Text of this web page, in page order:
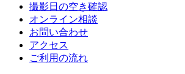
撮影日の空き確認
オンライン相談
お問い合わせ
アクセス
ご利用の流れ